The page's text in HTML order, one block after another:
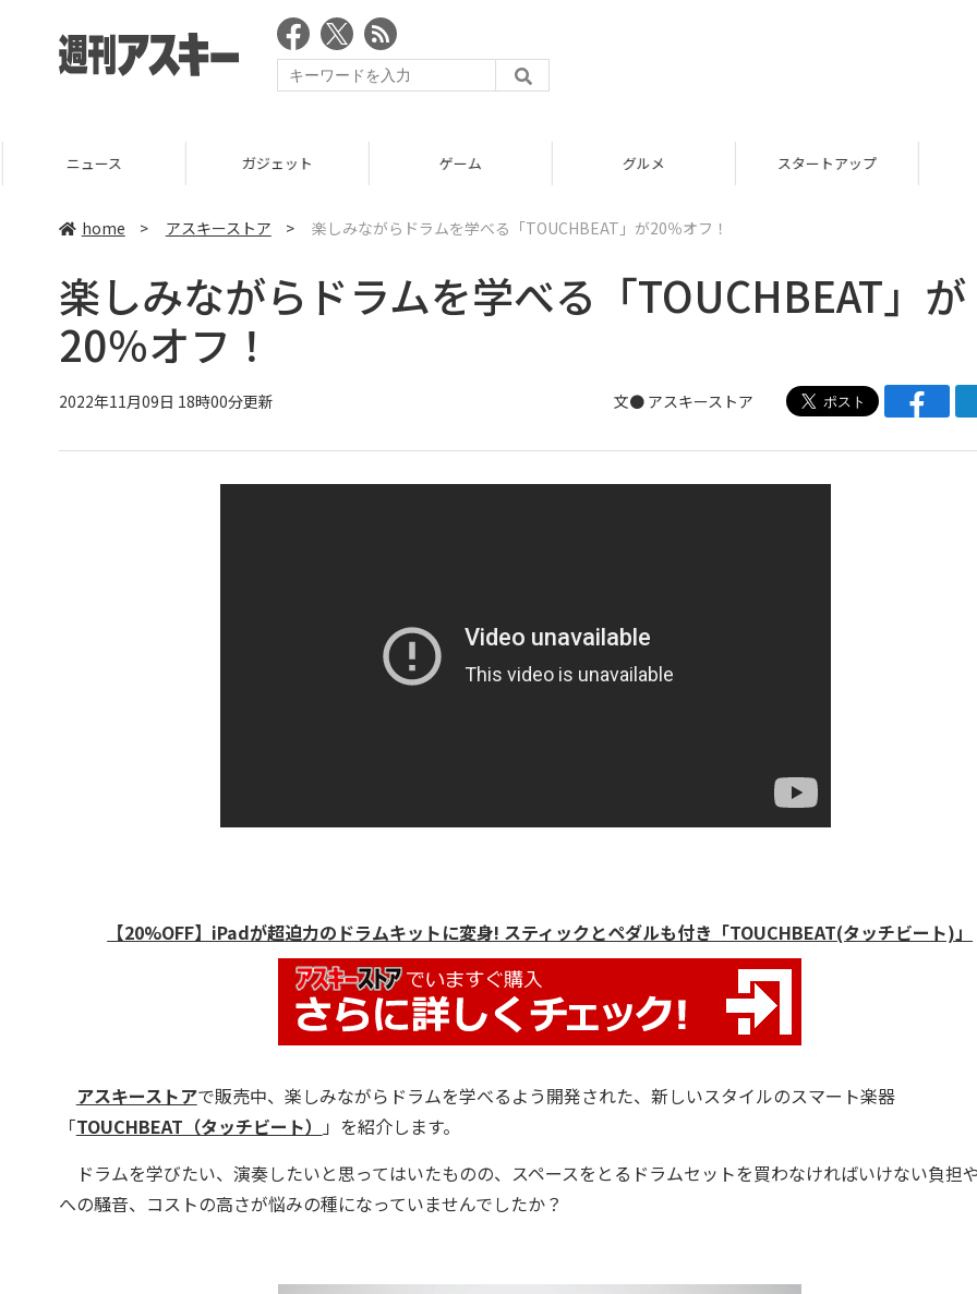
ニュース ガジェット ゲーム グルメ スタートアップ
home > アスキーストア > 楽しみながらドラムを学べる「TOUCHBEAT」が20％オフ！
楽しみながらドラムを学べる「TOUCHBEAT」が
20％オフ！
2022年11月09日 18時00分更新 文● アスキーストア
【20%OFF】iPadが超迫力のドラムキットに変身! スティックとペダルも付き「TOUCHBEAT(タッチビート)」
アスキーストアで販売中、楽しみながらドラムを学べるよう開発された、新しいスタイルのスマート楽器
「TOUCHBEAT（タッチビート）
」を紹介します。
ドラムを学びたい、演奏したいと思ってはいたものの、スペースをとるドラムセットを買わなければいけない負担
への騒音、コストの高さが悩みの種になっていませんでしたか？